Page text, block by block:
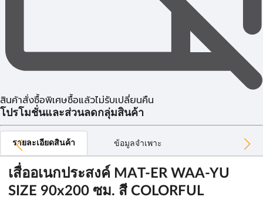
สินค้าสั่งซื้อพิเศษซื้อแล้วไม่รับเปลี่ยนคืน
โปรโมชั่นและส่วนลดกลุ่มสินค้า
รายละเอียดสินค้า ข้อมูลจำเพาะ
เสื่ออเนกประสงค์ MAT-ER WAA-YU
SIZE 90x200 ซม. สี COLORFUL